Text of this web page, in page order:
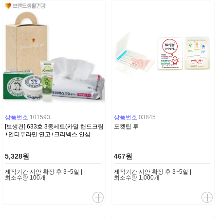
상품번호:101593
[브생건] 633호 3종세트(카밀 핸드크림
+안티푸라민 연고+크리넥스 안심
5,328원
제작기간 시안 확정 후 3~5일 |
최소수량 100개
상품번호:03845
포켓팁 투
467원
제작기간 시안 확정 후 3~5일 |
최소수량 1,000개